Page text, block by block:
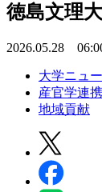
徳島文理
2026.05.28
大学ニュ
産官学連携
地域貢献